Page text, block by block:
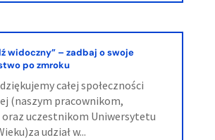
widoczny” – zadbaj o swoje
po zmroku
całej społeczności
(naszym pracownikom,
uczestnikom Uniwersytetu
udział w...